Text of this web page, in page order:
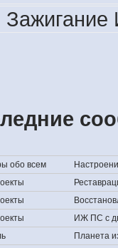
обо всем
ИЖ ПС с
Планета